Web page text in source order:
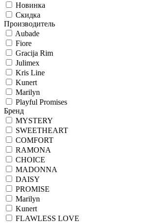
Новинка
Скидка
Производитель
Aubade
Fiore
Gracija Rim
Julimex
Kris Line
Kunert
Marilyn
Playful Promises
Бренд
MYSTERY
SWEETHEART
COMFORT
RAMONA
CHOICE
MADONNA
DAISY
PROMISE
Marilyn
Kunert
FLAWLESS LOVE